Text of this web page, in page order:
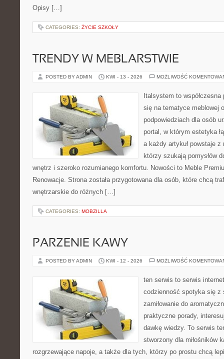
Opisy […]
CATEGORIES: ŻYCIE SZKOŁY
TRENDY W MEBLARSTWIE
POSTED BY ADMIN KWI - 13 - 2026 MOŻLIWOŚĆ
Italsystem to
się na tematyce meblowej
podpowiedziach dla osób
portal, w którym estetyka
a każdy artykuł powstaje
którzy szukają pomysłów
wnętrz i szeroko rozumianego komfortu. Nowości to Meble
Renowacje. Strona została przygotowana dla osób, które chcą
wnętrzarskie do różnych […]
CATEGORIES: MOBZILLA
PARZENIE KAWY
POSTED BY ADMIN KWI - 12 - 2026 MOŻLIWOŚĆ
ten serwis to serwis
codzienność spotyka się z
zamiłowanie do
praktyczne porady,
dawkę wiedzy. To serwis
stworzony dla miłośników
rozgrzewające napoje, a także dla tych, którzy po prostu chcą